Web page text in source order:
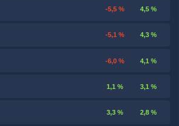
-5,5 % 4,5 %
-5,1 % 4,3 %
-6,0 % 4,1 %
1,1 % 3,1 %
3,3 % 2,8 %